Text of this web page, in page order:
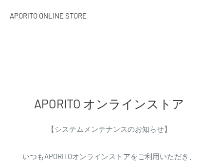
APORITO ONLINE STORE
APORITO オンラインストア
【システムメンテナンスのお知らせ】
いつもAPORITOオンラインストアをご利用いただき、